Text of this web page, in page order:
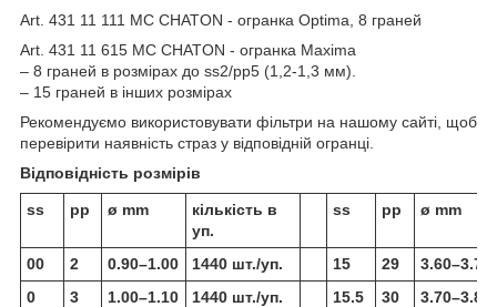
Art. 431 11 111 MC CHATON - огранка Optima, 8 граней
Art. 431 11 615 MC CHATON - огранка Maxima
– 8 граней в розмірах до ss2/pp5 (1,2-1,3 мм).
– 15 граней в інших розмірах
Рекомендуємо використовувати фільтри на нашому сайті, щоб
перевірити наявність страз у відповідній огранці.
Відповідність розмірів
ss pp ø mm
кількість в
уп.
ss pp ø mm
00 2 0.90–1.00 1440 шт./уп. 15 29
3.60–3.70
0
3 1.00–1.10 1440 шт./уп. 15.5 30
3.70–3.80